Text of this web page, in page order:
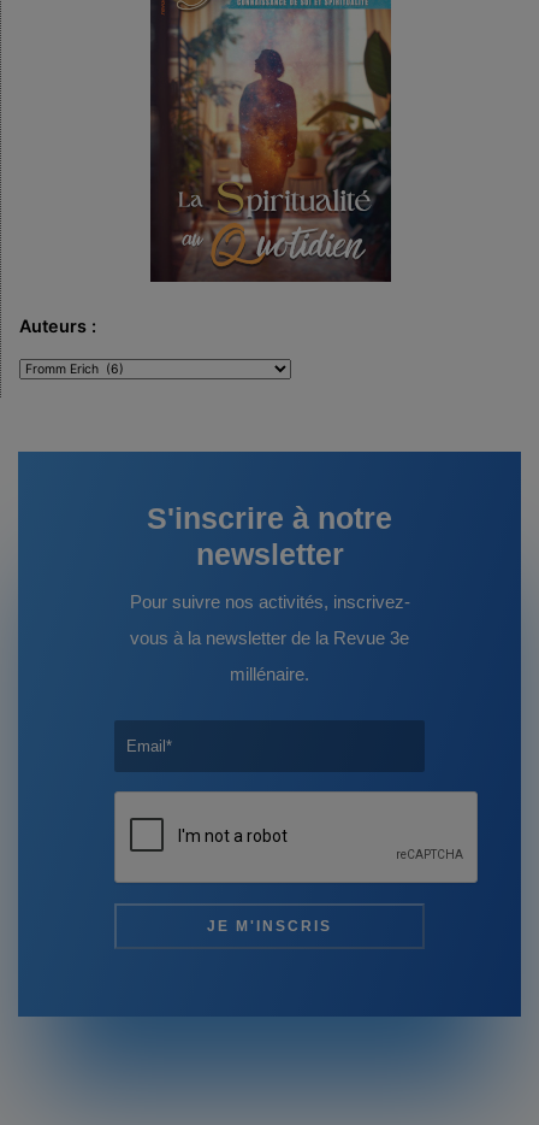
Auteurs :
Auteurs
:
S'inscrire à notre
newsletter
Pour suivre nos activités, inscrivez-
vous à la newsletter de la Revue 3e
millénaire.